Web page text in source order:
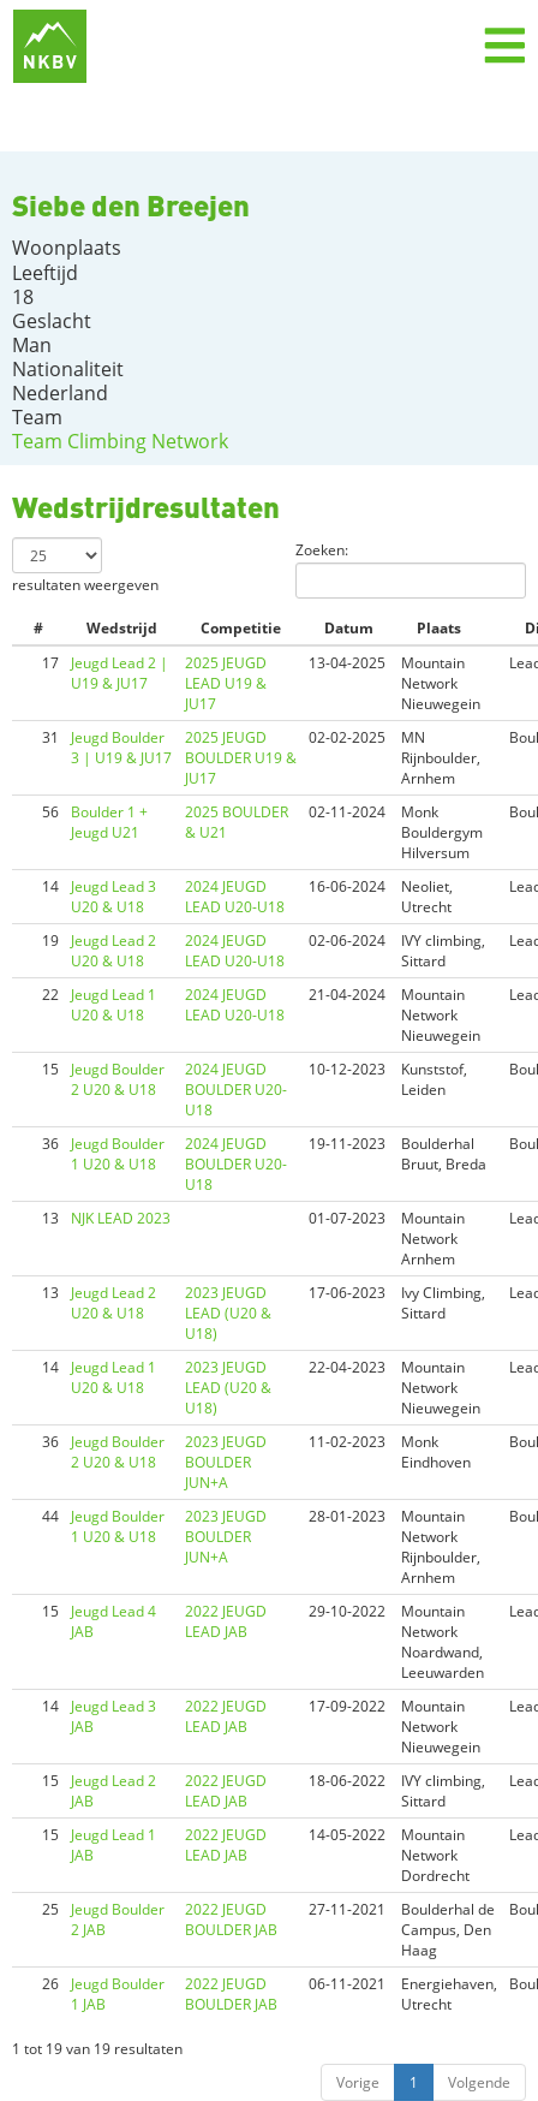
Siebe den Breejen
Woonplaats
Leeftijd
18
Geslacht
Man
Nationaliteit
Nederland
Team
Team Climbing Network
Wedstrijdresultaten
resultaten weergeven
Zoeken:
# Wedstrijd Competitie Datum Plaats
17
Jeugd Lead 2 |
U19 & JU17
2025 JEUGD
LEAD U19 &
JU17
13-04-2025
Mountain
Network
Nieuwegein
31
Jeugd Boulder
3 | U19 & JU17
2025 JEUGD
BOULDER U19 &
JU17
02-02-2025
MN
Rijnboulder,
Arnhem
56
Boulder 1 +
Jeugd U21
2025 BOULDER
& U21
02-11-2024
Monk
Bouldergym
Hilversum
14
Jeugd Lead 3
U20 & U18
2024 JEUGD
LEAD U20-U18
16-06-2024
Neoliet,
Utrecht
19
Jeugd Lead 2
U20 & U18
2024 JEUGD
LEAD U20-U18
02-06-2024
IVY climbing,
Sittard
22
Jeugd Lead 1
U20 & U18
2024 JEUGD
LEAD U20-U18
21-04-2024
Mountain
Network
Nieuwegein
15
Jeugd Boulder
2 U20 & U18
2024 JEUGD
BOULDER U20-
U18
10-12-2023
Kunststof,
Leiden
36
Jeugd Boulder
1 U20 & U18
2024 JEUGD
BOULDER U20-
U18
19-11-2023
Boulderhal
Bruut, Breda
13 NJK LEAD 2023 01-07-2023
Mountain
Network
Arnhem
13
Jeugd Lead 2
U20 & U18
2023 JEUGD
LEAD (U20 &
U18)
17-06-2023
Ivy Climbing,
Sittard
14
Jeugd Lead 1
U20 & U18
2023 JEUGD
LEAD (U20 &
U18)
22-04-2023
Mountain
Network
Nieuwegein
36
Jeugd Boulder
2 U20 & U18
2023 JEUGD
BOULDER
JUN+A
11-02-2023
Monk
Eindhoven
44
Jeugd Boulder
1 U20 & U18
2023 JEUGD
BOULDER
JUN+A
28-01-2023
Mountain
Network
Rijnboulder,
Arnhem
15
Jeugd Lead 4
JAB
2022 JEUGD
LEAD JAB
29-10-2022
Mountain
Network
Noardwand,
Leeuwarden
14
Jeugd Lead 3
JAB
2022 JEUGD
LEAD JAB
17-09-2022
Mountain
Network
Nieuwegein
15
Jeugd Lead 2
JAB
2022 JEUGD
LEAD JAB
18-06-2022
IVY climbing,
Sittard
15
Jeugd Lead 1
JAB
2022 JEUGD
LEAD JAB
14-05-2022
Mountain
Network
Dordrecht
25
Jeugd Boulder
2 JAB
2022 JEUGD
BOULDER JAB
27-11-2021
Boulderhal de
Campus, Den
Haag
26
Jeugd Boulder
1 JAB
2022 JEUGD
BOULDER JAB
06-11-2021
Energiehaven,
Utrecht
1 tot 19 van 19 resultaten
Vorige
1 Volgende